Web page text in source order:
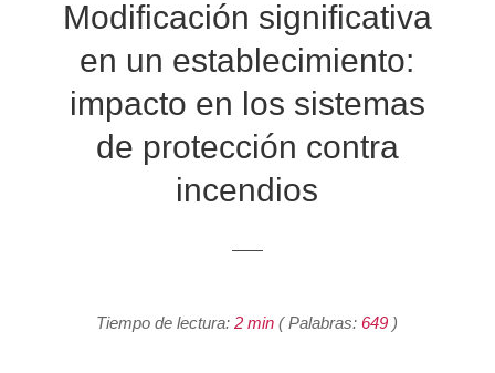
Modificación significativa
en un establecimiento:
impacto en los sistemas
de protección contra
incendios
Tiempo de lectura:2 min ( Palabras:649 )